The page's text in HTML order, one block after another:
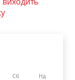
Сб Нд